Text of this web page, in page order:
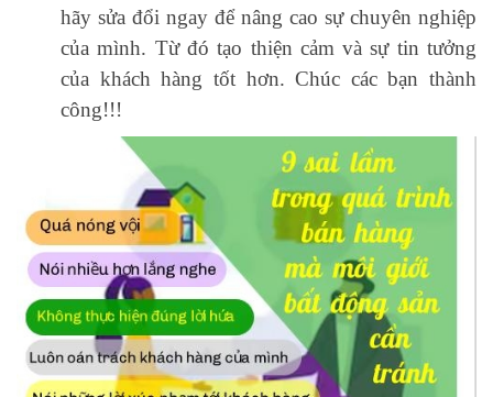
hãy sửa đổi ngay để nâng cao sự chuyên nghiệp
của mình. Từ đó tạo thiện cảm và sự tin tưởng
của khách hàng tốt hơn. Chúc các bạn thành
công!!!